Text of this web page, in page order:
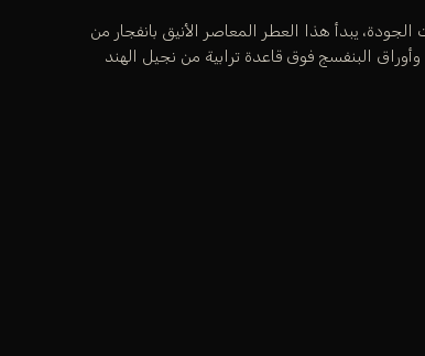
يبدأ هذا العطر المعاصر الأنيق بانفجار من
وأوراق البنفسج فوق قاعدة ترابية من نجيل الهند